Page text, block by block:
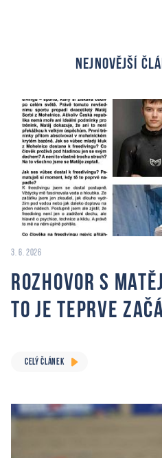
nejnovější
3. 6. 2026
Rozhovor s
to je teprve
CELÝ ČLÁNEK